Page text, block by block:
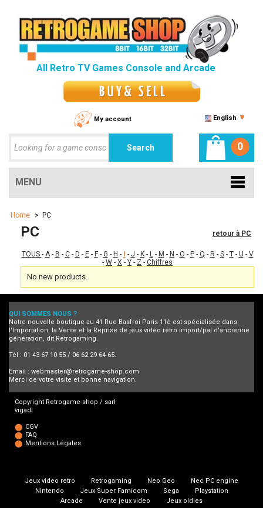
All Retro TV Games Console and Arcade
My account English
0
MENU
Home > PC
retour à PC
PC
TOUS - A- B - C- D - E- F- G - H - - J - K- L- M - N - O - P- Q - R - S- T- U - V
- W - X - Y - Z - Chiffres
No new products.
QUI SOMMES NOUS ?
Notre nouvelle boutique au 41 Rue Basfroi Paris 11è est spécialisée dans
l'Importation, la Vente et la Reprise de jeux vidéo rétro import/pal d'ancienne
génération, dit Retrogaming.
Tél : 01 43 67 10 55 / 06 62 29 64 65.
Email : webmaster@retrogame-shop.com
Merci de votre visite et bonne navigation.
Copyright Retrogame-shop / sarl
vigadi
CGV
FAQ
Mentions Légales
Jeux video retro Retrogaming Neo Geo
Nec PC engine
Nintendo
Jeux Super Famicom Sega
Playstation
Arcade
Vente jeux video Jeux oldies